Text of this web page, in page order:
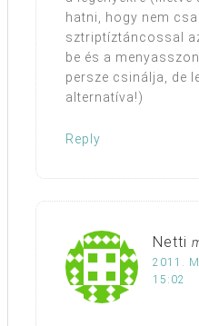
hatni, hogy nem
sztriptíztáncossal
be és a
persze csinálja, de
alternatíva!)
Reply
Netti
2011.
15:02